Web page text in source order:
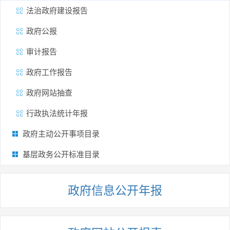
法治政府建设报告
政府公报
审计报告
政府工作报告
政府网站抽查
行政执法统计年报
政府主动公开事项目录
基层政务公开标准目录
政府信息公开年报